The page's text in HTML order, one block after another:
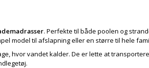
. Perfekte til både poolen og
model til afslapning eller en større til hele
hvor vandet kalder. De er lette at